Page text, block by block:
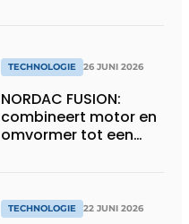
industriële
codeerprocessen
TECHNOLOGIE 26 JUNI 2026
NORDAC FUSION:
combineert motor en
omvormer tot een
TECHNOLOGIE 22 JUNI 2026